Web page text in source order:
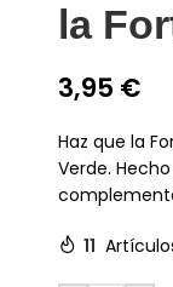
la
3,95 €
Haz que la
Verde.
11